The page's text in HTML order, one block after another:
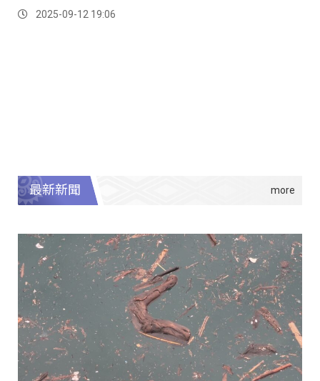
2025-09-12 19:06
最新新聞